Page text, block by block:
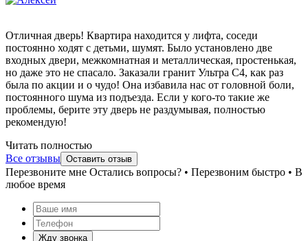
Отличная дверь! Квартира находится у лифта, соседи
постоянно ходят с детьми, шумят. Было установлено две
входных двери, межкомнатная и металлическая, простенькая,
но даже это не спасало. Заказали гранит Ультра С4, как раз
была по акции и о чудо! Она избавила нас от головной боли,
постоянного шума из подъезда. Если у кого-то такие же
проблемы, берите эту дверь не раздумывая, полностью
рекомендую!
Читать полностью
Все отзывы Оставить отзыв
Перезвоните мне Остались вопросы? • Перезвоним быстро • В
любое время
Жду звонка